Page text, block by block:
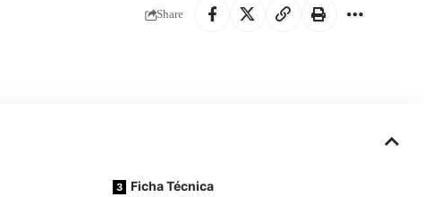
Share
Ficha Técnica